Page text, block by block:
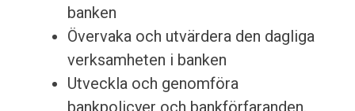
banken
Övervaka och utvärdera den dagliga
verksamheten i banken
Utveckla och genomföra
bankpolicyer och bankförfaranden.